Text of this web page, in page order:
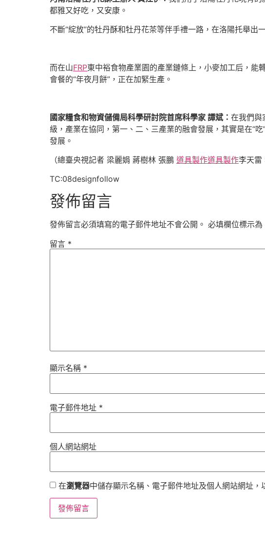
都雅又好吃，又安康。
不斷“綻放”的牡丹酥和牡丹花茶等伴手禮一路，在洛陽托舉出
而在山FRP東中裕食物產業園的產業鏈條上，小麥加工后，能
會餐的“年夜月餅”，正在加緊生產。
國家糧食和物資儲備局科學研討院首席科學家 譚斌： 在我們與
級，產業在協同，第一、二、三產業的融會發展，其實是在“吃
發展。
（總臺央視記者 梁麗娟 蔣樹林 張鵬 道具製作道具製作李天雷
TC:08designfollow
發佈留言
發佈留言必須填寫的電子郵件地址不會公開。 必填欄位標示為
留言 *
顯示名稱 *
電子郵件地址 *
個人網站網址
在瀏覽器中儲存顯示名稱、電子郵件地址及個人網站網址，